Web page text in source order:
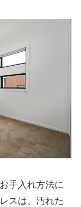
手入れ方法に
スは、汚れた